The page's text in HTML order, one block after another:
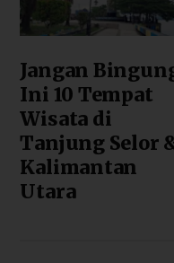
Jangan
Ini 10 Tempat
Wisata di
Tanjung Selor
Kalimantan
Utara